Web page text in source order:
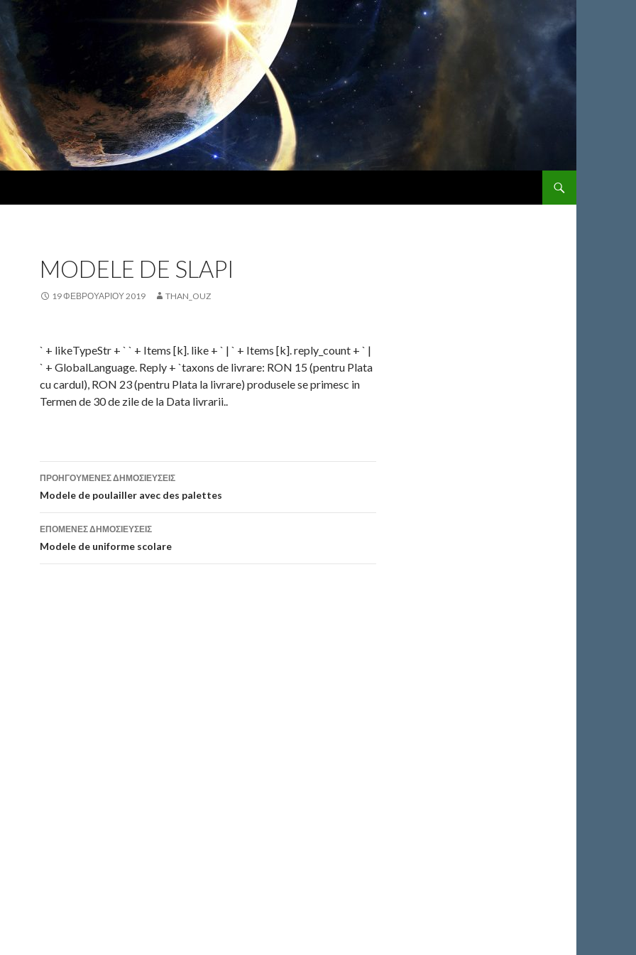
MODELE DE SLAPI
19 ΦΕΒΡΟΥΑΡΊΟΥ 2019 THAN_OUZ
` + likeTypeStr + ` ` + Items [k]. like + ` | ` + Items [k]. reply_count + ` |
` + GlobalLanguage. Reply + `taxons de livrare: RON 15 (pentru Plata
cu cardul), RON 23 (pentru Plata la livrare) produsele se primesc in
Termen de 30 de zile de la Data livrarii..
Πλοήγηση
άρθρων
ΠΡΟΗΓΟΎΜΕΝΕΣ ΔΗΜΟΣΙΕΎΣΕΙΣ
Modele de poulailler avec des palettes
ΕΠΌΜΕΝΕΣ ΔΗΜΟΣΙΕΎΣΕΙΣ
Modele de uniforme scolare